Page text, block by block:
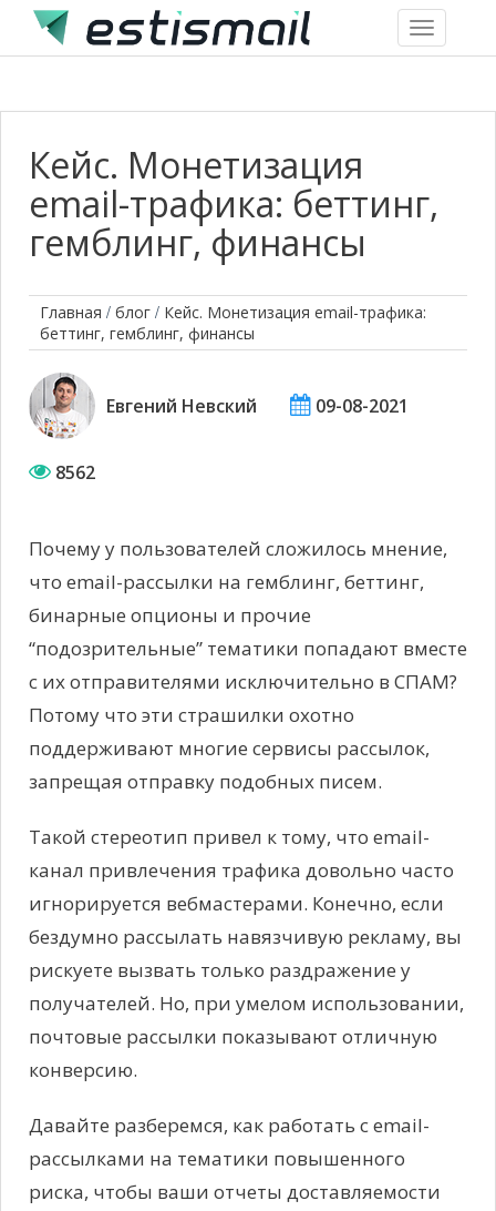
Toggle
navigation
Кейс. Монетизация
email-трафика: беттинг,
гемблинг, финансы
Главная / блог / Кейс. Монетизация email-трафика:
беттинг, гемблинг, финансы
Евгений Невский 09-08-2021
8562
Почему у пользователей сложилось мнение,
что email-рассылки на гемблинг, беттинг,
бинарные опционы и прочие
“подозрительные” тематики попадают вместе
с их отправителями исключительно в СПАМ?
Потому что эти страшилки охотно
поддерживают многие сервисы рассылок,
запрещая отправку подобных писем.
Такой стереотип привел к тому, что email-
канал привлечения трафика довольно часто
игнорируется вебмастерами. Конечно, если
бездумно рассылать навязчивую рекламу, вы
рискуете вызвать только раздражение у
получателей. Но, при умелом использовании,
почтовые рассылки показывают отличную
конверсию.
Давайте разберемся, как работать с email-
рассылками на тематики повышенного
риска, чтобы ваши отчеты доставляемости